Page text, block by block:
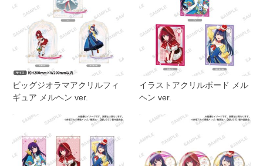
ビッグジオラマアクリルフィ
ギュア メルヘン ver.
イラストアクリルボード メル
ヘン ver.